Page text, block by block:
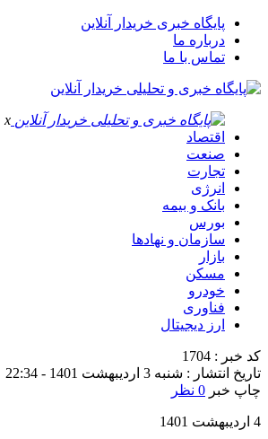
پایگاه خبری خریدار آنلاین
درباره ما
تماس با ما
x
اقتصاد
صنعت
تجارت
انرژی
بانک و بیمه
بورس
سازمان و نهادها
بازار
مسکن
خودرو
فناوری
ارز دیجیتال
کد خبر : 1704
تاریخ انتشار : شنبه 3 اردیبهشت 1401 - 22:34
چاپ خبر 0 نظر
4 اردیبهشت 1401